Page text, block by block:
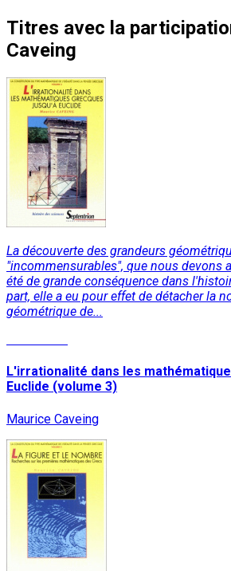
Titres avec la
Caveing
La découverte des grandeurs
"incommensurables", que nous devons
été de grande conséquence dans
part, elle a eu pour effet de détacher la
géométrique de...
L'irrationalité dans les
Euclide (volume 3)
Maurice Caveing